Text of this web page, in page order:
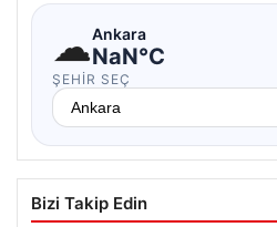
☁Ankara
NaN°C
ŞEHIR SEÇ
Bizi Takip Edin